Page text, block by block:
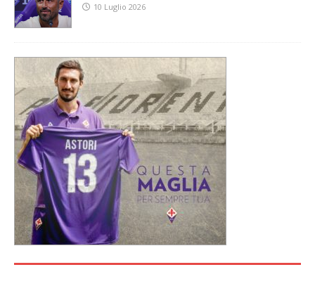
10 Luglio 2026